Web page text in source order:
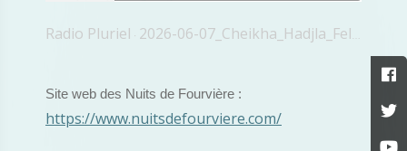
Radio Pluriel · 2026-06-07_Cheikha_Hadjla_Fella_Japonia
Site web des Nuits de Fourvière :
https://www.nuitsdefourviere.com/